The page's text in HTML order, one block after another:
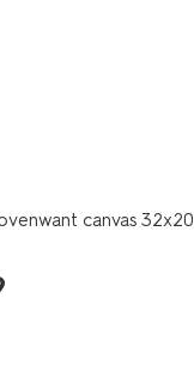
canvas 32x20